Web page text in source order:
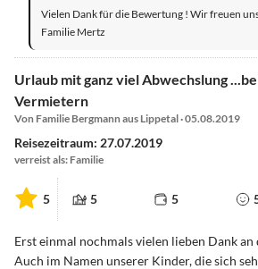
Vielen Dank für die Bewertung ! Wir freuen
Familie Mertz
Urlaub mit ganz viel Abwechslung
Vermietern
Von Familie Bergmann aus Lippetal · 05.08.2019
Reisezeitraum: 27.07.2019
verreist als: Familie
5 5 5
Erst einmal nochmals vielen lieben Dank
Auch im Namen unserer Kinder, die sich